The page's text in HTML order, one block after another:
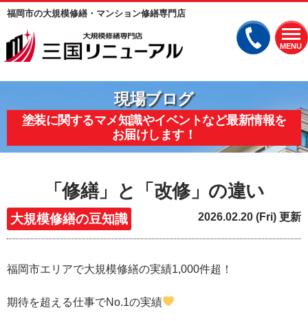
MENU
福岡市の大規模修繕・マンション修繕専門店
現場ブログ
塗装に関するマメ知識やイベントなど最新情報を
お届けします！
「修繕」と「改修」の違い
大規模修繕の豆知識 2026.02.20 (Fri) 更新
福岡市エリアで大規模修繕の実績1,000件超！
期待を超える仕事でNo.1の実績